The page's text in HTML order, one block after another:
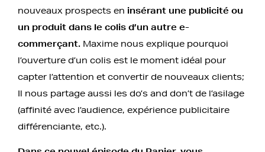
nouveaux prospects en insérant une publicité ou
un produit dans le colis d’un autre e-
commerçant. Maxime nous explique pourquoi
l’ouverture d’un colis est le moment idéal pour
capter l’attention et convertir de nouveaux clients;
Il nous partage aussi les do’s and don’t de l’asilage
(affinité avec l’audience, expérience publicitaire
différenciante, etc.).